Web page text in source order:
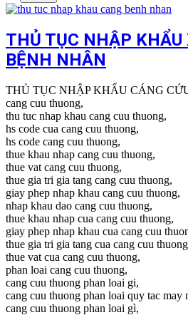
THỦ TỤC NHẬP KHẨU
BỆNH NHÂN
THỦ TỤC NHẬP KHẨU CÁNG
cang cuu thuong,
thu tuc nhap khau cang cuu thuong,
hs code cua cang cuu thuong,
hs code cang cuu thuong,
thue khau nhap cang cuu thuong,
thue vat cang cuu thuong,
thue gia tri gia tang cang cuu thuong,
giay phep nhap khau cang cuu thuong,
nhap khau dao cang cuu thuong,
thue khau nhap cua cang cuu thuong,
giay phep nhap khau cua cang cuu
thue gia tri gia tang cua cang cuu
thue vat cua cang cuu thuong,
phan loai cang cuu thuong,
cang cuu thuong phan loai gi,
cang cuu thuong phan loai quy tac may
cang cuu thuong phan loai gì,